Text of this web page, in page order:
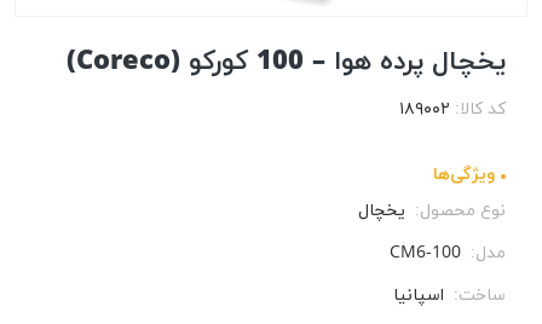
یخچال پرده هوا – 100 کورکو (Coreco)
کد کالا: ۱۸۹۰۰۲
ویژگی‌ها
نوع محصول: یخچال
مدل: CM6-100
ساخت: اسپانیا